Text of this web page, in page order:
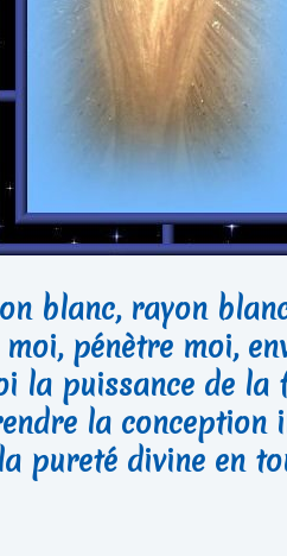
blanc, rayon
pénètre moi,
la puissance de la
la conception
pureté divine en